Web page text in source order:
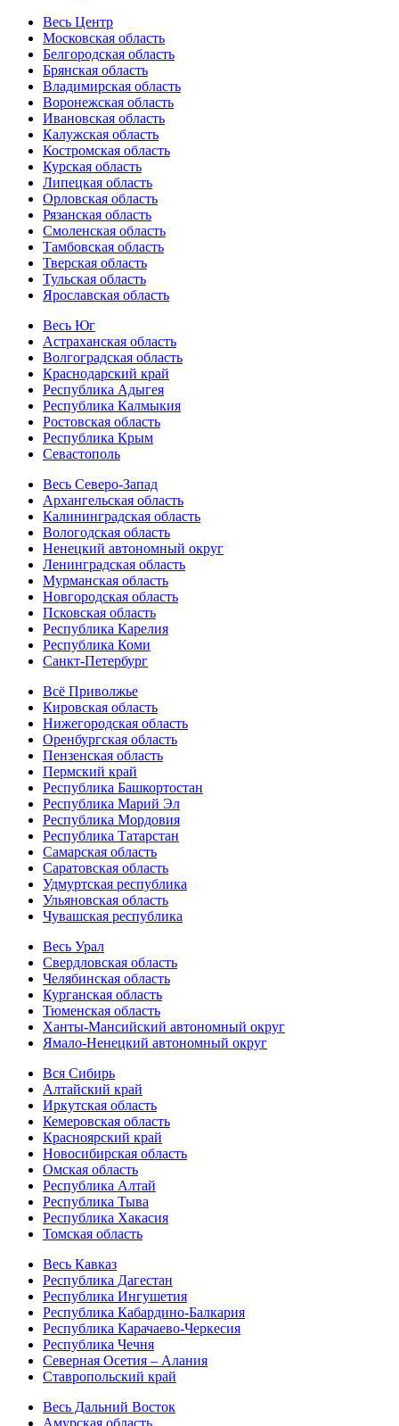
Весь Центр
Московская область
Белгородская область
Брянская область
Владимирская область
Воронежская область
Ивановская область
Калужская область
Костромская область
Курская область
Липецкая область
Орловская область
Рязанская область
Смоленская область
Тамбовская область
Тверская область
Тульская область
Ярославская область
Весь Юг
Астраханская область
Волгоградская область
Краснодарский край
Республика Адыгея
Республика Калмыкия
Ростовская область
Республика Крым
Севастополь
Весь Северо-Запад
Архангельская область
Калининградская область
Вологодская область
Ненецкий автономный округ
Ленинградская область
Мурманская область
Новгородская область
Псковская область
Республика Карелия
Республика Коми
Санкт-Петербург
Всё Приволжье
Кировская область
Нижегородская область
Оренбургская область
Пензенская область
Пермский край
Республика Башкортостан
Республика Марий Эл
Республика Мордовия
Республика Татарстан
Самарская область
Саратовская область
Удмуртская республика
Ульяновская область
Чувашская республика
Весь Урал
Свердловская область
Челябинская область
Курганская область
Тюменская область
Ханты-Мансийский автономный округ
Ямало-Ненецкий автономный округ
Вся Сибирь
Алтайский край
Иркутская область
Кемеровская область
Красноярский край
Новосибирская область
Омская область
Республика Алтай
Республика Тыва
Республика Хакасия
Томская область
Весь Кавказ
Республика Дагестан
Республика Ингушетия
Республика Кабардино-Балкария
Республика Карачаево-Черкесия
Республика Чечня
Северная Осетия – Алания
Ставропольский край
Весь Дальний Восток
Амурская область